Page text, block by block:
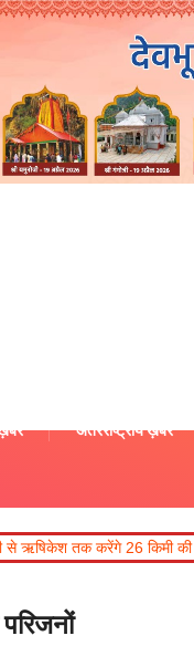
ख़बरें अंतरराष्ट्रीय ख़बरें
किमी की पदयात्रा पूरे